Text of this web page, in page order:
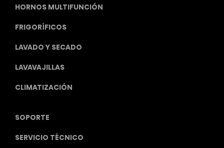
HORNOS MULTIFUNCIÓN
FRIGORÍFICOS
LAVADO Y SECADO
LAVAVAJILLAS
CLIMATIZACIÓN
SOPORTE
SERVICIO TÉCNICO